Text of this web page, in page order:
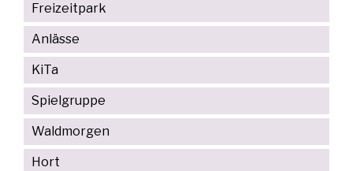
Freizeitpark
Anlässe
KiTa
Spielgruppe
Waldmorgen
Hort